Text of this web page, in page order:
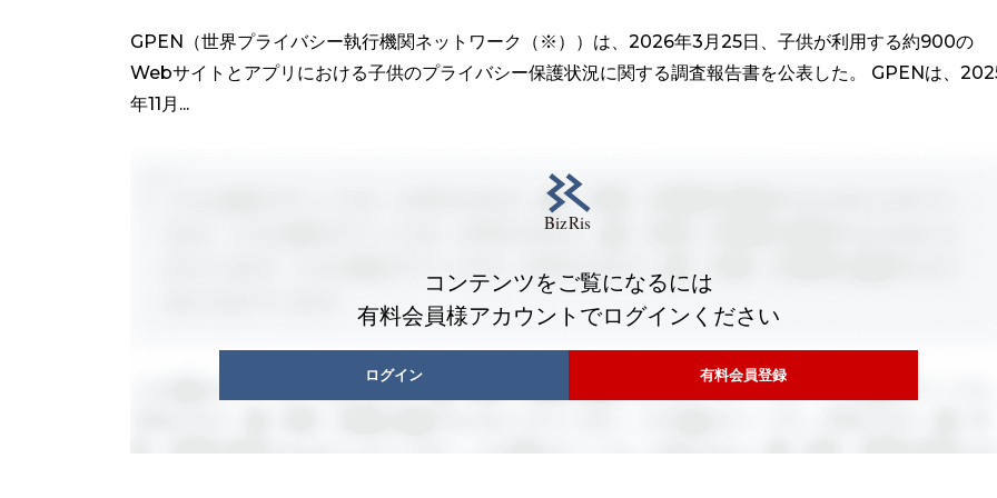
GPEN（世界プライバシー執行機関ネットワーク（※））は、2026年3月25日、子供が利用する約900の
Webサイトとアプリにおける子供のプライバシー保護状況に関する調査報告書を公表した。 GPENは、
年11月...
コンテンツをご覧になるには
有料会員様アカウントでログインください
ログイン 有料会員登録